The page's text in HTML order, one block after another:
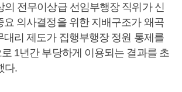
의 전무이상급 선임부행장 직위가 신
요 의사결정을 위한 지배구조가 왜곡
대리 제도가 집행부행장 정원 통제를
1년간 부당하게 이용되는 결과를 초
다.